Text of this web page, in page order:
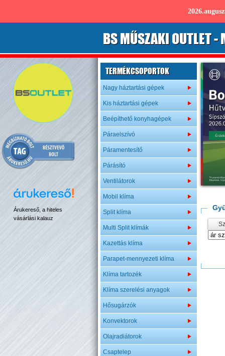
BSMŰSZAKI OUTLET-
Árukereső, a hiteles
vásárlási kalauz
TERMÉKCSOPORTOK
Nagy háztartási gépek
Kis háztartási gépek
Beépíthető konyhagépek
Páraelszívó
Páramentesítő
Párásító
Ventilátorok
Mobil klíma
Split klíma
Multi Split klímák
Kazettás klíma
Parapet-mennyezeti klíma
Klíma tartozék
Klíma szerelési anyagok
Hősugárzók
Konvektorok
Olajradiátorok
Csaptelep